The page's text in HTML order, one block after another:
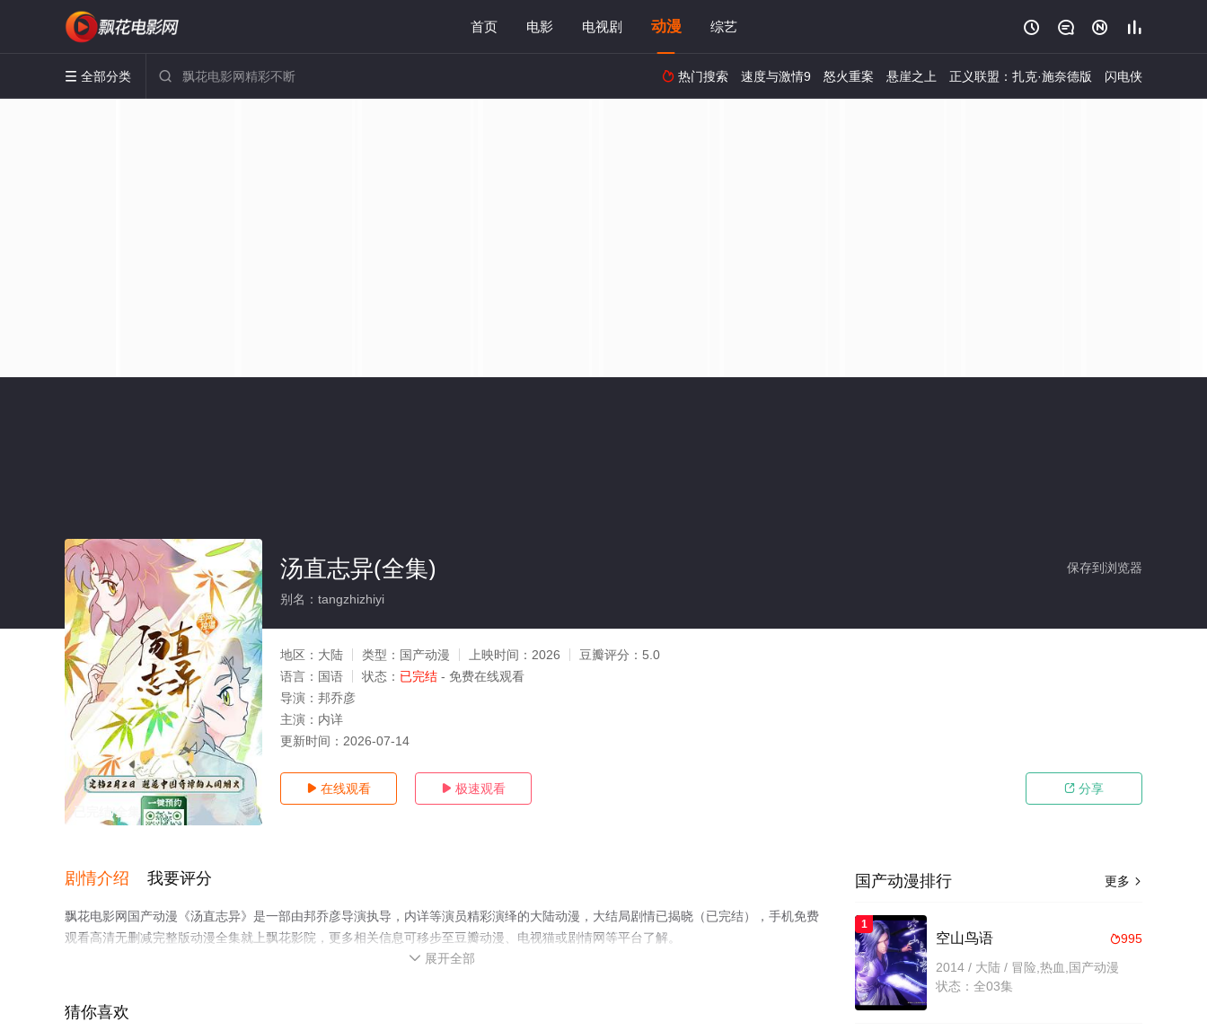
首页 电影 电视剧 动漫 综艺    
 全部分类   热门搜索 速度与激情9 怒火重案 悬崖之上 正义联盟：扎克·施奈德版 闪电侠
已完结/全集
保存到浏览器
汤直志异(全集)
别名：tangzhizhiyi
地区： 大陆 类型： 国产动漫 上映时间： 2026 豆瓣评分： 5.0
语言： 国语 状态： 已完结 - 免费在线观看
导演： 邦乔彦
主演： 内详
更新时间： 2026-07-14
 在线观看  极速观看  分享
剧情介绍 我要评分
飘花电影网国产动漫《汤直志异》是一部由邦乔彦导演执导，内详等演员精彩演绎的大陆动漫，大结局剧情已揭晓（已完结），手机免费
观看高清无删减完整版动漫全集就上飘花影院，更多相关信息可移步至豆瓣动漫、电视猫或剧情网等平台了解。
 展开全部
猜你喜欢
更多 
国产动漫排行
1
995
空山鸟语
2014 / 大陆 / 冒险,热血,国产动漫
状态：全03集